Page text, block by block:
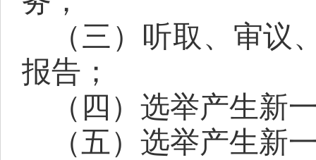
（三）听取、 审议
报告 ；
（ 四 ）选举产生新
（五）选举产生新